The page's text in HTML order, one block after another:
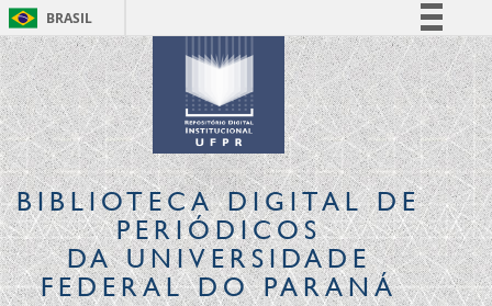
BRASIL
Simplifique!
Comunica BR
Participe
Acesso à informação
Legislação
Canais
BIBLIOTECA DIGITALDE
PERIÓDICOS
DA UNIVERSIDADE
FEDERAL DO PARANÁ